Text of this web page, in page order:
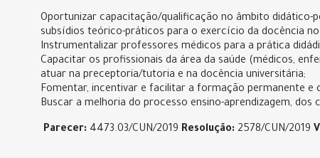
Oportunizar capacitação/qualificação no âmbito didático-
subsídios teórico-práticos para o exercício da docência
Instrumentalizar professores médicos para a prática
Capacitar os profissionais da área da saúde (médicos,
atuar na preceptoria/tutoria e na docência universitária;
Fomentar, incentivar e facilitar a formação permanente e
Buscar a melhoria do processo ensino-aprendizagem, dos
Parecer: 4473.03/CUN/2019 Resolução: 2578/CUN/2019